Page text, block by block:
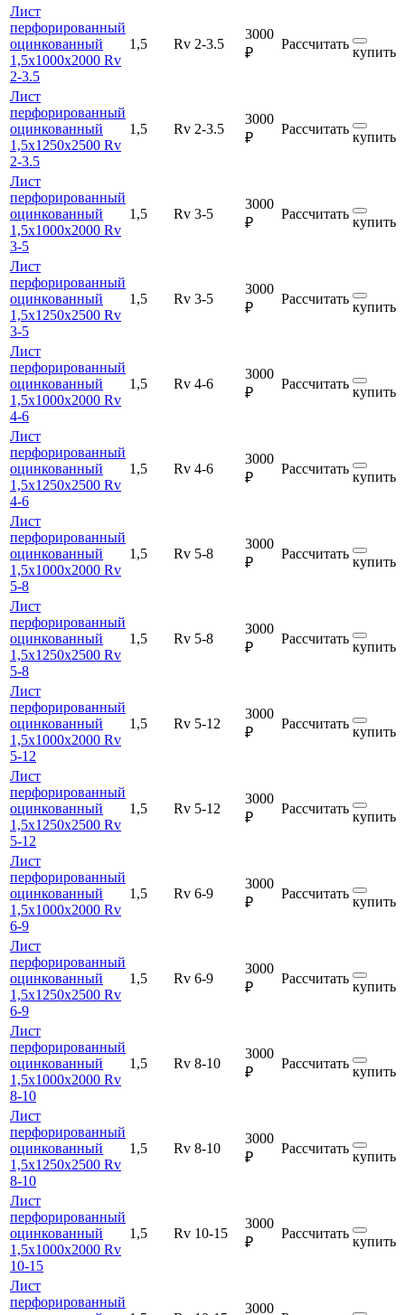
Лист
перфорированный
оцинкованный
1,5х1000х2000 Rv
2-3.5
1,5 Rv 2-3.5
3000
₽
Рассчитать
купить
Лист
перфорированный
оцинкованный
1,5х1250х2500 Rv
2-3.5
1,5 Rv 2-3.5
3000
₽
Рассчитать
купить
Лист
перфорированный
оцинкованный
1,5х1000х2000 Rv
3-5
1,5 Rv 3-5
3000
₽
Рассчитать
купить
Лист
перфорированный
оцинкованный
1,5х1250х2500 Rv
3-5
1,5 Rv 3-5
3000
₽
Рассчитать
купить
Лист
перфорированный
оцинкованный
1,5х1000х2000 Rv
4-6
1,5 Rv 4-6
3000
₽
Рассчитать
купить
Лист
перфорированный
оцинкованный
1,5х1250х2500 Rv
4-6
1,5 Rv 4-6
3000
₽
Рассчитать
купить
Лист
перфорированный
оцинкованный
1,5х1000х2000 Rv
5-8
1,5 Rv 5-8
3000
₽
Рассчитать
купить
Лист
перфорированный
оцинкованный
1,5х1250х2500 Rv
5-8
1,5 Rv 5-8
3000
₽
Рассчитать
купить
Лист
перфорированный
оцинкованный
1,5х1000х2000 Rv
5-12
1,5 Rv 5-12
3000
₽
Рассчитать
купить
Лист
перфорированный
оцинкованный
1,5х1250х2500 Rv
5-12
1,5 Rv 5-12
3000
₽
Рассчитать
купить
Лист
перфорированный
оцинкованный
1,5х1000х2000 Rv
6-9
1,5 Rv 6-9
3000
₽
Рассчитать
купить
Лист
перфорированный
оцинкованный
1,5х1250х2500 Rv
6-9
1,5 Rv 6-9
3000
₽
Рассчитать
купить
Лист
перфорированный
оцинкованный
1,5х1000х2000 Rv
8-10
1,5 Rv 8-10
3000
₽
Рассчитать
купить
Лист
перфорированный
оцинкованный
1,5х1250х2500 Rv
8-10
1,5 Rv 8-10
3000
₽
Рассчитать
купить
Лист
перфорированный
оцинкованный
1,5х1000х2000 Rv
10-15
1,5 Rv 10-15
3000
₽
Рассчитать
купить
Лист
перфорированный
3000